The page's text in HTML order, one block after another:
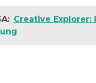
Creative